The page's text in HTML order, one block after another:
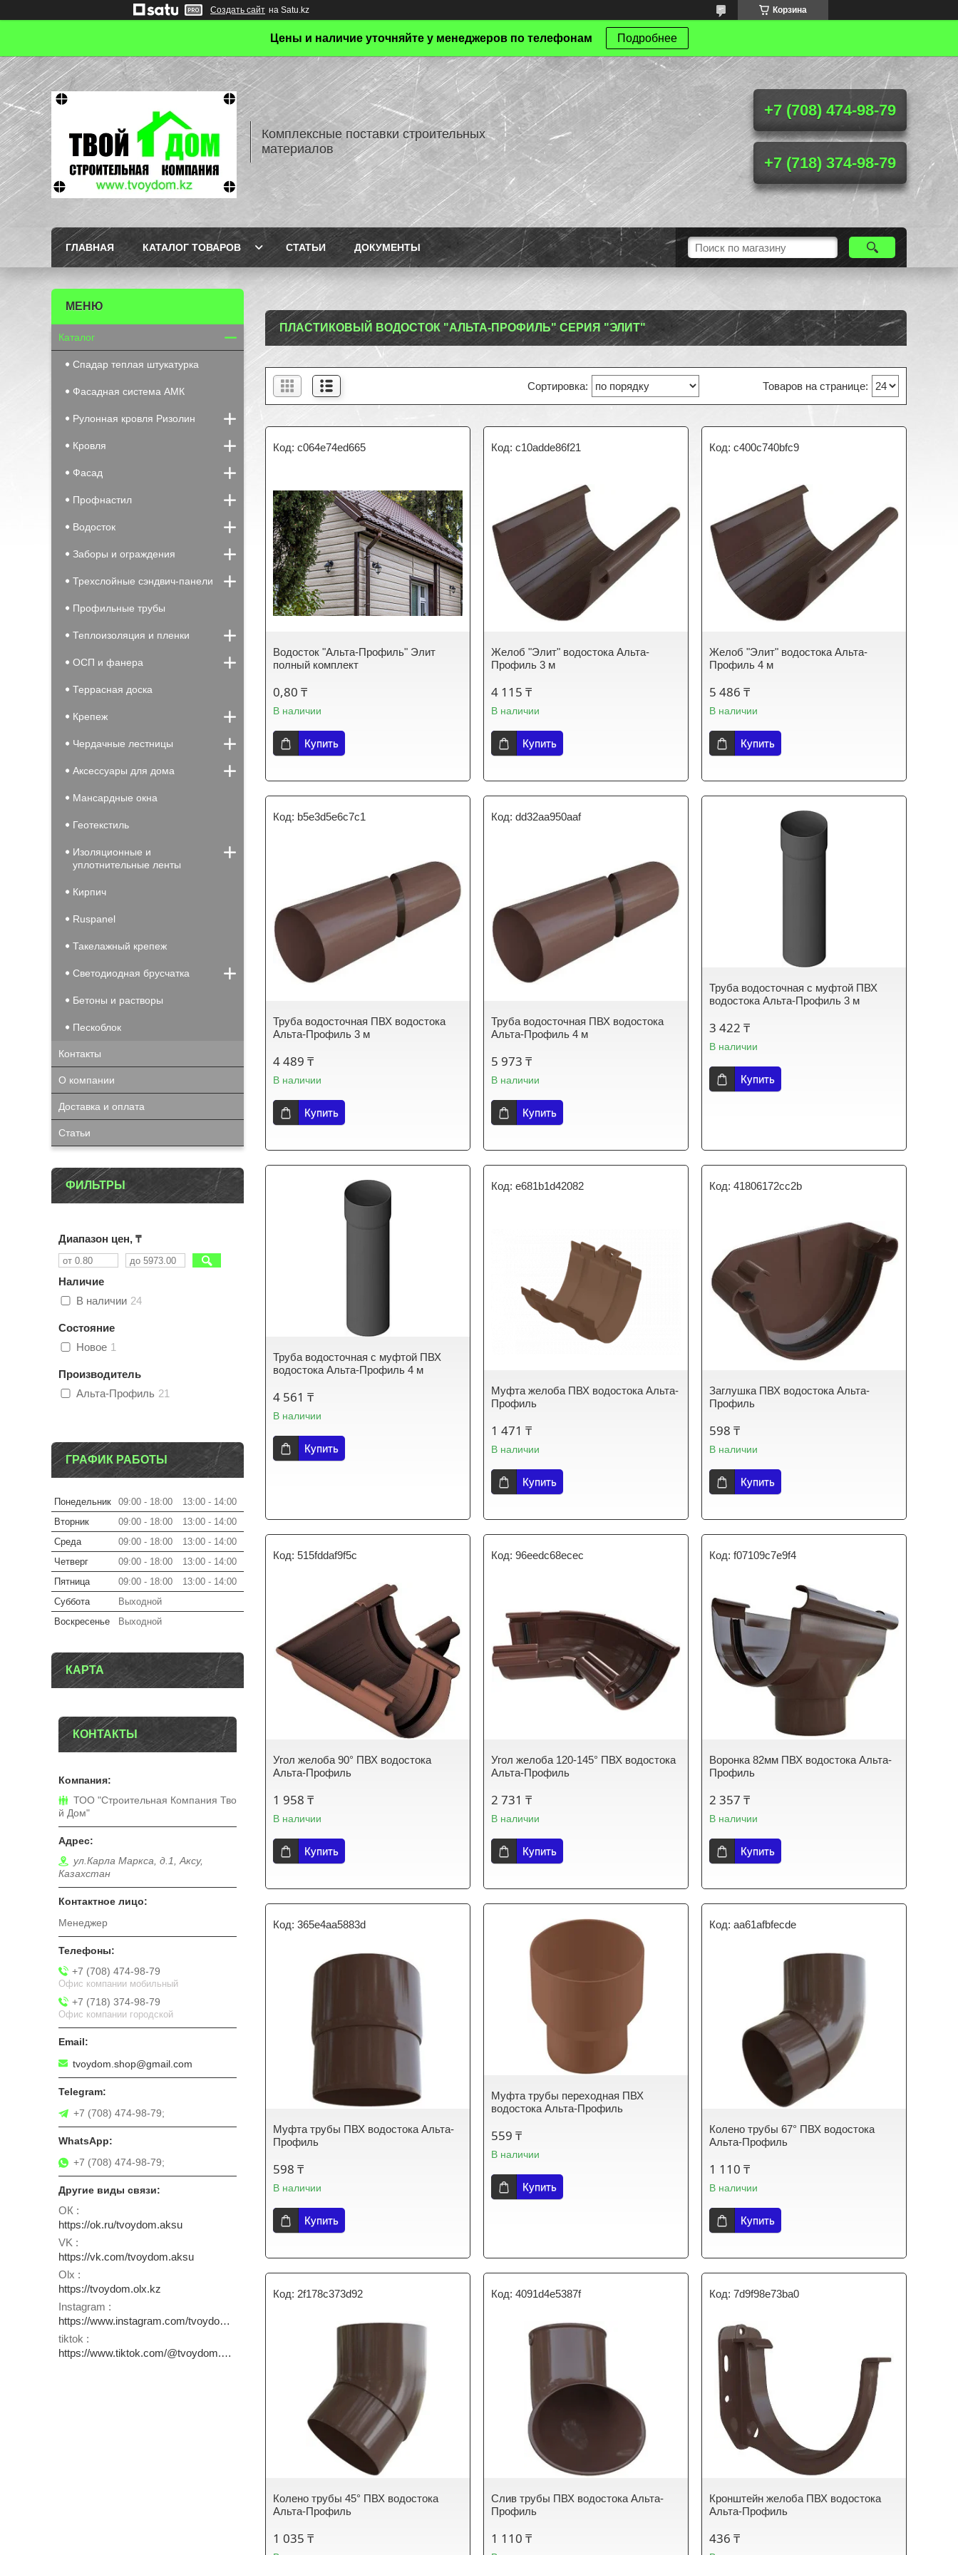
Создать сайт на Satu.kz Корзина
Цены и наличие уточняйте у менеджеров по телефонам Подробнее
Комплексные поставки строительных
материалов
+7 (708) 474-98-79
+7 (718) 374-98-79
ГЛАВНАЯ КАТАЛОГ ТОВАРОВ СТАТЬИ ДОКУМЕНТЫ
ПЛАСТИКОВЫЙ ВОДОСТОК "АЛЬТА-ПРОФИЛЬ" СЕРИЯ "ЭЛИТ"
c064e74ed665
Водосток "Альта-Профиль" Элит
полный комплект
0,80 ₸
В наличии
Купить
c10adde86f21
Желоб "Элит" водостока Альта-
Профиль 3 м
4 115 ₸
В наличии
Купить
c400c740bfc9
Желоб "Элит" водостока Альта-
Профиль 4 м
5 486 ₸
В наличии
Купить
b5e3d5e6c7c1
Труба водосточная ПВХ водостока
Альта-Профиль 3 м
4 489 ₸
В наличии
Купить
dd32aa950aaf
Труба водосточная ПВХ водостока
Альта-Профиль 4 м
5 973 ₸
В наличии
Купить
Труба водосточная с муфтой ПВХ
водостока Альта-Профиль 3 м
3 422 ₸
В наличии
Купить
Труба водосточная с муфтой ПВХ
водостока Альта-Профиль 4 м
4 561 ₸
В наличии
Купить
e681b1d42082
Муфта желоба ПВХ водостока Альта-
Профиль
1 471 ₸
В наличии
Купить
41806172cc2b
Заглушка ПВХ водостока Альта-
Профиль
598 ₸
В наличии
Купить
515fddaf9f5c
Угол желоба 90° ПВХ водостока
Альта-Профиль
1 958 ₸
В наличии
Купить
96eedc68ecec
Угол желоба 120-145° ПВХ водостока
Альта-Профиль
2 731 ₸
В наличии
Купить
f07109c7e9f4
Воронка 82мм ПВХ водостока Альта-
Профиль
2 357 ₸
В наличии
Купить
365e4aa5883d
Муфта трубы ПВХ водостока Альта-
Профиль
598 ₸
В наличии
Купить
Муфта трубы переходная ПВХ
водостока Альта-Профиль
559 ₸
В наличии
Купить
aa61afbfecde
Колено трубы 67° ПВХ водостока
Альта-Профиль
1 110 ₸
В наличии
Купить
2f178c373d92
Колено трубы 45° ПВХ водостока
Альта-Профиль
1 035 ₸
4091d4e5387f
Слив трубы ПВХ водостока Альта-
Профиль
1 110 ₸
7d9f98e73ba0
Кронштейн желоба ПВХ водостока
Альта-Профиль
436 ₸
Каталог
Спадар теплая штукатурка
Фасадная система АМК
Рулонная кровля Ризолин
Кровля
Фасад
Профнастил
Водосток
Заборы и ограждения
Трехслойные сэндвич-панели
Профильные трубы
Теплоизоляция и пленки
ОСП и фанера
Террасная доска
Крепеж
Чердачные лестницы
Аксессуары для дома
Мансардные окна
Геотекстиль
Изоляционные и
уплотнительные ленты
Кирпич
Ruspanel
Такелажный крепеж
Светодиодная брусчатка
Бетоны и растворы
Пескоблок
Контакты
О компании
Доставка и оплата
Статьи
ФИЛЬТРЫ
Диапазон цен, ₸
Наличие
В наличии 24
Состояние
Новое 1
Производитель
Альта-Профиль 21
ГРАФИК РАБОТЫ
Понедельник 09:00 18:00 13:00
14:00
Вторник
09:00 18:00 13:00
14:00
Среда
09:00 18:00 13:00
14:00
Четверг
09:00 18:00 13:00
14:00
Пятница
09:00 18:00 13:00
14:00
Суббота
Выходной
Воскресенье
Выходной
КАРТА
КОНТАКТЫ
ТОО "Строительная Компания Тво
й Дом"
ул.Карла Маркса, д.1, Аксу,
Казахстан
Менеджер
+7 (708) 474-98-79
Офис компании мобильный
+7 (718) 374-98-79
Офис компании городской
tvoydom.shop@gmail.com
+7 (708) 474-98-79;
+7 (708) 474-98-79;
ОК
https://ok.ru/tvoydom.aksu
VK
https://vk.com/tvoydom.aksu
Olx
https://tvoydom.olx.kz
Instagram
https://www.instagram.com/tvoydom.aksu
tiktok
https://www.tiktok.com/@tvoydom.aksu